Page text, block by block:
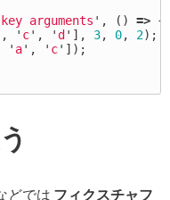
arguments ' , () => {
, ' c' , 'd' ], 3, 0, 2);
' a' , ' c' ]);
どでは フィクスチャフ